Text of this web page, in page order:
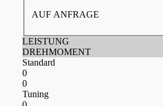
AUF ANFRAGE
LEISTUNG
DREHMOMENT
Standard
0
0
Tuning